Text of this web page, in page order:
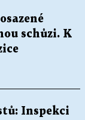
schůzi. K
Inspekci